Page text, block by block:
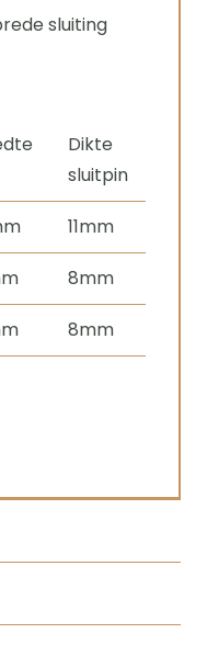
sluiting
Dikte
sluitpin
11mm
8mm
8mm